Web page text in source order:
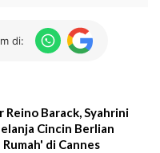
di:
Barack, Syahrini
Cincin Berlian
di Cannes